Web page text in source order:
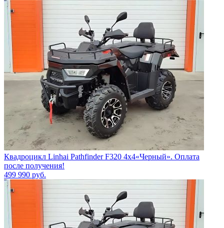
Квадроцикл Linhai Pathfinder F320 4х4«Черный». Оплата
после получения!
499 990 руб.